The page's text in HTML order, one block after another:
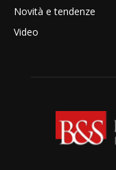
Novità e tendenze
Video